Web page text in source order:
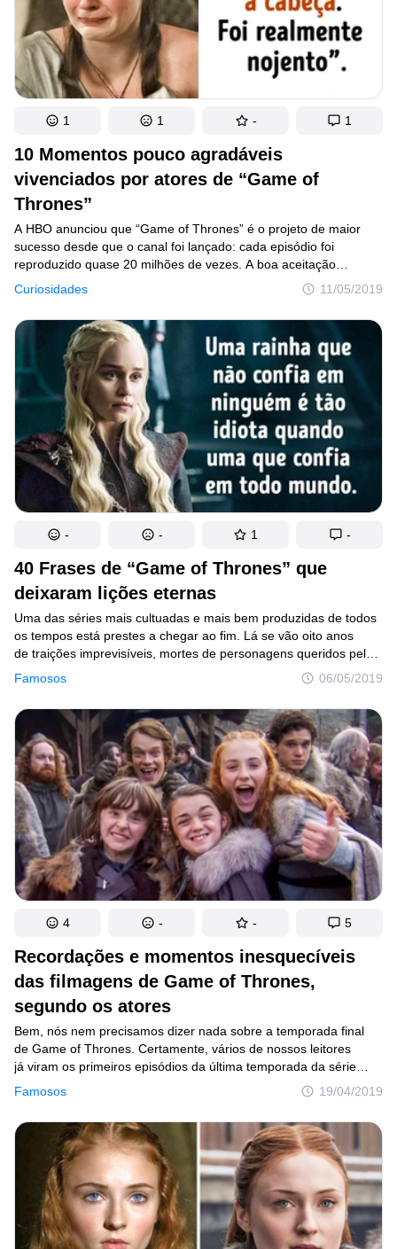
10 Momentos pouco agradáveis
vivenciados por atores de “Game of
Thrones”
Curiosidades 11/05/2019
A HBO anunciou que “Game of Thrones” é o projeto de maior
sucesso desde que o canal foi lançado: cada episódio foi
reproduzido quase 20 milhões de vezes. A boa aceitação
da produção não apenas proporcionou uma trama intrigante,
em que até mesmo personagens importantes morreram
inesperadamente, mas também ótimas atuações. Os atores
envolvidos deram o melhor de si nos sets de gravação, mesmo
quando precisavam fazer coisas desagradáveis em nome
de seus personagens.
1 1 - 1
40 Frases de “Game of Thrones” que
deixaram lições eternas
Famosos 06/05/2019
Uma das séries mais cultuadas e mais bem produzidas de todos
os tempos está prestes a chegar ao fim. Lá se vão oito anos
de traições imprevisíveis, mortes de personagens queridos pelos
telespectadores e muitas surpresas. E até agora não sabemos
- - 1 -
Recordações e momentos inesquecíveis
das filmagens de Game of Thrones,
segundo os atores
Famosos 19/04/2019
Bem, nós nem precisamos dizer nada sobre a temporada final
de Game of Thrones. Certamente, vários de nossos leitores
já viram os primeiros episódios da última temporada da série
e estão esperando ansiosamente os demais. Não se preocupe,
nós garantimos que você não verá nenhum spoiler por aqui. Pelo
contrário. Em vez de comentar teorias que pretendem prever
o futuro da trama, nós preferimos mergulhar no passado. Mais
precisamente nas lembranças dos atores.
4 - - 5